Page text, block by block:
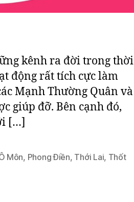
kênh ra đời trong thời
động rất tích cực làm
Mạnh Thường Quân và
giúp đỡ. Bên cạnh đó,
[…]
Môn, Phong Điền, Thới Lai, Thốt